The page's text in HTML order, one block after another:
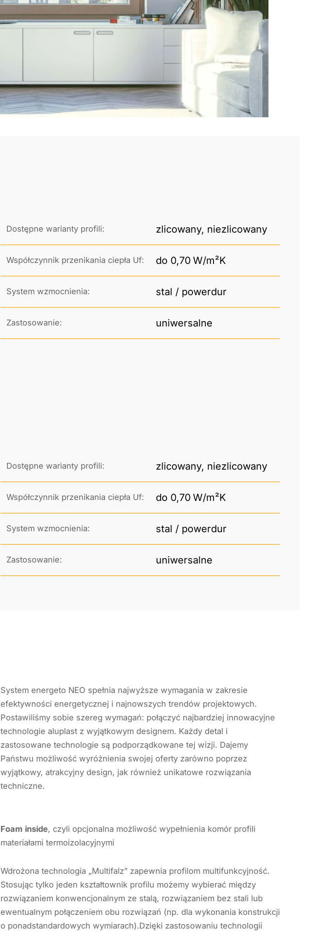
Dostępne warianty profili: zlicowany, niezlicowany
Współczynnik przenikania ciepła Uf: do 0,70 W/m²K
System wzmocnienia: stal / powerdur
Zastosowanie: uniwersalne
Dostępne warianty profili: zlicowany, niezlicowany
Współczynnik przenikania ciepła Uf: do 0,70 W/m²K
System wzmocnienia: stal / powerdur
Zastosowanie: uniwersalne
System energeto NEO spełnia najwyższe wymagania w zakresie
efektywności energetycznej i najnowszych trendów projektowych.
Postawiliśmy sobie szereg wymagań: połączyć najbardziej innowacyjne
technologie aluplast z wyjątkowym designem. Każdy detal i
zastosowane technologie są podporządkowane tej wizji. Dajemy
Państwu możliwość wyróżnienia swojej oferty zarówno poprzez
wyjątkowy, atrakcyjny design, jak również unikatowe rozwiązania
techniczne.
Foam inside, czyli opcjonalna możliwość wypełnienia komór profili
materiałami termoizolacyjnymi
Wdrożona technologia „Multifalz” zapewnia profilom multifunkcyjność.
Stosując tylko jeden kształtownik profilu możemy wybierać między
rozwiązaniem konwencjonalnym ze stalą, rozwiązaniem bez stali lub
ewentualnym połączeniem obu rozwiązań (np. dla wykonania konstrukcji
o ponadstandardowych wymiarach).Dzięki zastosowaniu technologii